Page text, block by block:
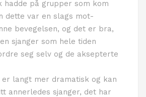
hadde på grupper som kom
dette var en slags mot-
bevegelsen, og det er bra,
sjanger som hele tiden
seg selv og de aksepterte
er langt mer dramatisk og kan
annerledes sjanger, det har